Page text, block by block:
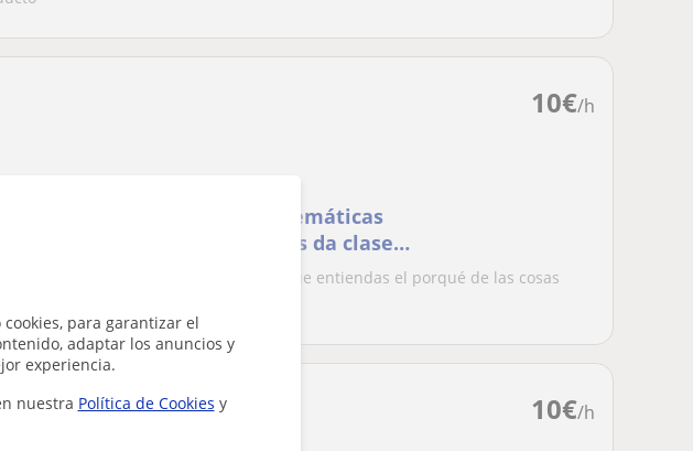
para garantizar el
adaptar los anuncios y
experiencia.
nuestra Política de Cookies y
10€/h
Economía con máster en matemáticas
con nivel C1 de inglés da clases
con la teoría, iremos a la práctica, a que entiendas el porqué de las cosas
10€/h